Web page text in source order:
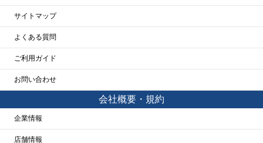
サイトマップ
よくある質問
ご利用ガイド
お問い合わせ
会社概要・規約
企業情報
店舗情報